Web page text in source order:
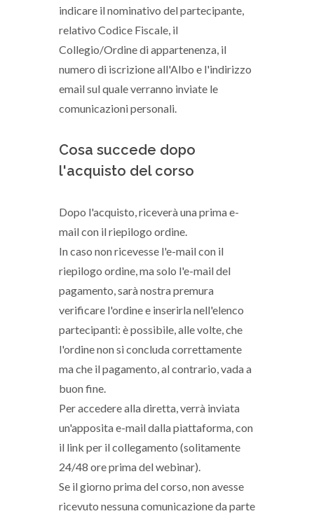
indicare il nominativo del partecipante,
relativo Codice Fiscale, il
Collegio/Ordine di appartenenza, il
numero di iscrizione all'Albo e l'indirizzo
email sul quale verranno inviate le
comunicazioni personali.
Cosa succede dopo
l'acquisto del corso
Dopo l'acquisto, riceverà una prima e-
mail con il riepilogo ordine.
In caso non ricevesse l'e-mail con il
riepilogo ordine, ma solo l'e-mail del
pagamento, sarà nostra premura
verificare l'ordine e inserirla nell'elenco
partecipanti: è possibile, alle volte, che
l'ordine non si concluda correttamente
ma che il pagamento, al contrario, vada a
buon fine.
Per accedere alla diretta, verrà inviata
un'apposita e-mail dalla piattaforma, con
il link per il collegamento (solitamente
24/48 ore prima del webinar).
Se il giorno prima del corso, non avesse
ricevuto nessuna comunicazione da parte